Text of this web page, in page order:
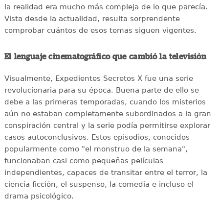
la realidad era mucho más compleja de lo que parecía.
Vista desde la actualidad, resulta sorprendente
comprobar cuántos de esos temas siguen vigentes.
El lenguaje cinematográfico que cambió la televisión
Visualmente, Expedientes Secretos X fue una serie
revolucionaria para su época. Buena parte de ello se
debe a las primeras temporadas, cuando los misterios
aún no estaban completamente subordinados a la gran
conspiración central y la serie podía permitirse explorar
casos autoconclusivos. Estos episodios, conocidos
popularmente como "el monstruo de la semana",
funcionaban casi como pequeñas películas
independientes, capaces de transitar entre el terror, la
ciencia ficción, el suspenso, la comedia e incluso el
drama psicológico.